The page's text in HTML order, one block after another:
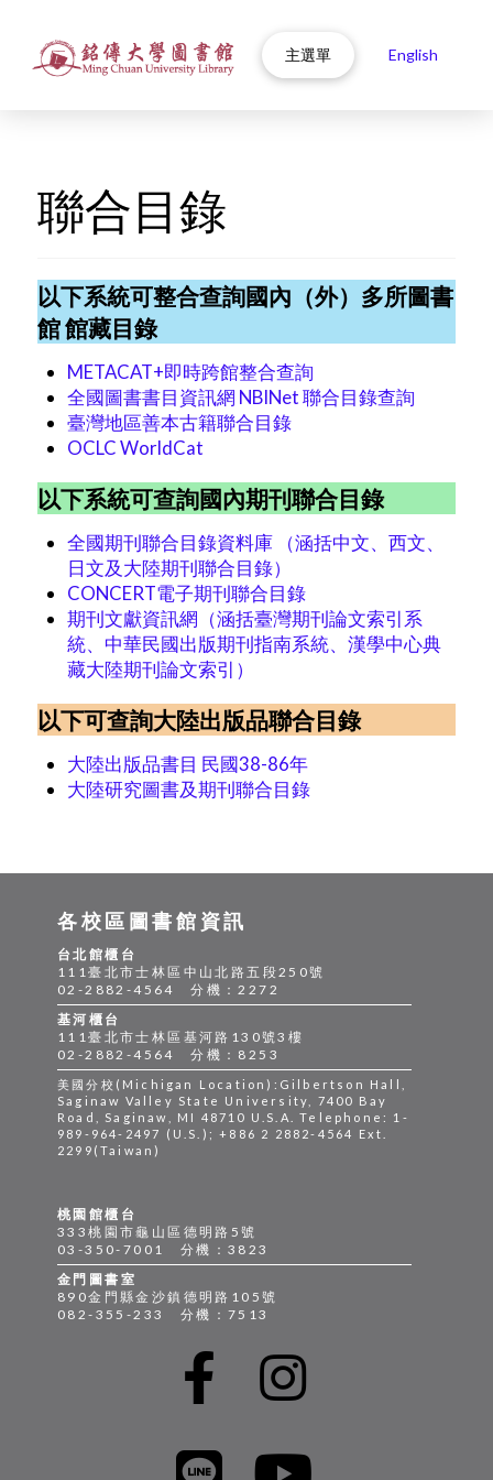
主選單 English
聯合目錄
以下系統可整合查詢國內（外）多所圖書
館 館藏目錄
METACAT+即時跨館整合查詢
全國圖書書目資訊網 NBINet 聯合目錄查詢
臺灣地區善本古籍聯合目錄
OCLC WorldCat
以下系統可查詢國內期刊聯合目錄
全國期刊聯合目錄資料庫 （涵括中文、西文、
日文及大陸期刊聯合目錄）
CONCERT電子期刊聯合目錄
期刊文獻資訊網（涵括臺灣期刊論文索引系
統、中華民國出版期刊指南系統、漢學中心典
藏大陸期刊論文索引）
以下可查詢大陸出版品聯合目錄
大陸出版品書目 民國38-86年
大陸研究圖書及期刊聯合目錄
桃園館櫃台
333桃園市龜山區德明路5號
03-350-7001 分機：3823
金門圖書室
890金門縣金沙鎮德明路105號
082-355-233 分機：7513
各校區圖書館資訊
台北館櫃台
111臺北市士林區中山北路五段250號
02-2882-4564 分機：2272
基河櫃台
111臺北市士林區基河路130號3樓
02-2882-4564 分機：8253
美國分校(Michigan Location):Gilbertson Hall,
Saginaw Valley State University, 7400 Bay
Road, Saginaw, MI 48710 U.S.A. Telephone: 1-
989-964-2497 (U.S.); +886 2 2882-4564 Ext.
2299(Taiwan)